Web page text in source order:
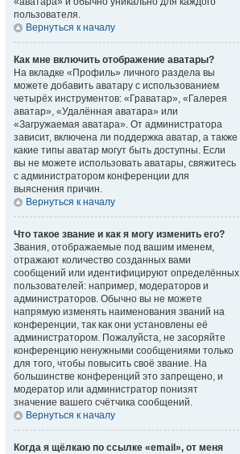
пользователя.
Вернуться к началу
Как мне включить отображение аватары?
На вкладке «Профиль» личного раздела вы
можете добавить аватару с использованием
четырёх инструментов: «Граватар», «Галерея
аватар», «Удалённая аватара» или
«Загружаемая аватара». От администратора
зависит, включена ли поддержка аватар, а также
какие типы аватар могут быть доступны. Если
вы не можете использовать аватары, свяжитесь
с администратором конференции для
выяснения причин.
Вернуться к началу
Что такое звание и как я могу изменить его?
Звания, отображаемые под вашим именем,
отражают количество созданных вами
сообщений или идентифицируют определённых
пользователей: например, модераторов и
администраторов. Обычно вы не можете
напрямую изменять наименования званий на
конференции, так как они установлены её
администратором. Пожалуйста, не засоряйте
конференцию ненужными сообщениями только
для того, чтобы повысить своё звание. На
большинстве конференций это запрещено, и
модератор или администратор понизят
значение вашего счётчика сообщений.
Вернуться к началу
Когда я щёлкаю по ссылке «email», от меня